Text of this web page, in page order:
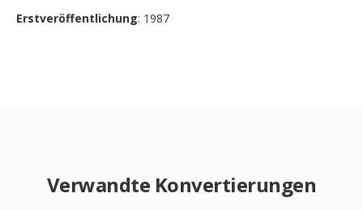
Erstveröffentlichung: 1987
Verwandte Konvertierungen